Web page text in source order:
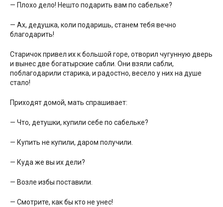
— Плохо дело! Нешто подарить вам по сабельке?
— Ах, дедушка, коли подаришь, станем тебя вечно
благодарить!
Старичок привел их к большой горе, отворил чугунную дверь
и вынес две богатырские сабли. Они взяли сабли,
поблагодарили старика, и радостно, весело у них на душе
стало!
Приходят домой, мать спрашивает:
— Что, детушки, купили себе по сабельке?
— Купить не купили, даром получили.
— Куда же вы их дели?
— Возле избы поставили.
— Смотрите, как бы кто не унес!